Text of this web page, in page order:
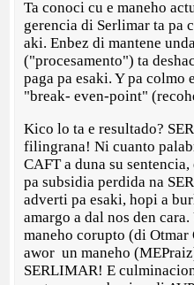
Ta conoci cu e maneho
gerencia di Serlimar ta pa
aki. Enbez di mantene
("procesamento") ta
paga pa esaki. Y pa colmo
"break- even-point"
Kico lo ta e resultado?
filingrana! Ni cuanto
CAFT a duna su
pa subsidia perdida na
adverti pa esaki, hopi a
amargo a dal nos den
maneho corupto (di Otmar
awor un maneho
SERLIMAR! E